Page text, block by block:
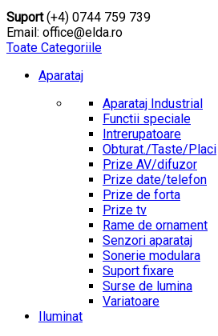
Suport(+4) 0744 759 739
Email: office@elda.ro
Toate Categoriile
Aparataj
Aparataj Industrial
Functii speciale
Intrerupatoare
Obturat./Taste/Placi
Prize AV/difuzor
Prize date/telefon
Prize de forta
Prize tv
Rame de ornament
Senzori aparataj
Sonerie modulara
Suport fixare
Surse de lumina
Variatoare
Iluminat